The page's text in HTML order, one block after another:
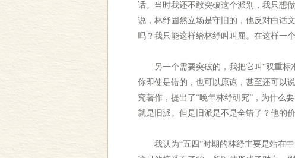
话。当时我还不敢突破这个派别，我只想
说，林纾固然立场是守旧的，他反对白话
吗？我只能这样给林纾叫叫屈。在这样一
另一个需要突破的，我把它叫“双重标
你即使是错的，也可以原谅，甚至还可以
究著作，提出了“晚年林纾研究”，为什么
就是旧派。但是旧派是不是全错了？他的
我认为“五四”时期的林纾主要是站在中